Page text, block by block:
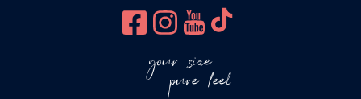
your size
pure feel